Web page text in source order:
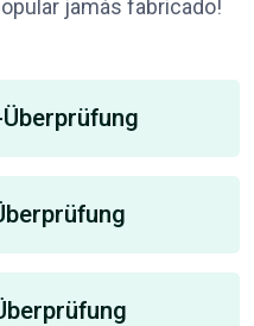
jamás fabricado!